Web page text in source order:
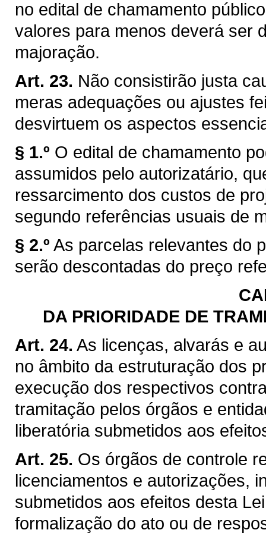
no edital de chamamento
valores para menos deverá ser
majoração.
Art. 23. Não consistirão justa
meras adequações ou ajustes
desvirtuem os aspectos
§ 1.º O edital de chamamento
assumidos pelo autorizatário,
ressarcimento dos custos de
segundo referências usuais de
§ 2.º As parcelas relevantes do
serão descontadas do preço
DA PRIORIDADE DE
Art. 24. As licenças, alvarás e
no âmbito da estruturação dos
execução dos respectivos
tramitação pelos órgãos e
liberatória submetidos aos
Art. 25. Os órgãos de controle
licenciamentos e autorizações,
submetidos aos efeitos desta
formalização do ato ou de